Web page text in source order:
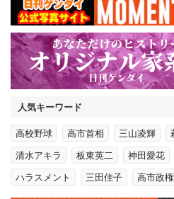
人気キーワード
高校野球 高市首相 三山凌輝
清水アキラ 板東英二 神田愛花
ハラスメント 三田佳子 高市政権